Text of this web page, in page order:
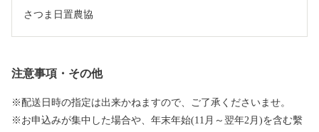
さつま日置農協
注意事項・その他
※配送日時の指定は出来かねますので、ご了承くださいませ。
※お申込みが集中した場合や、年末年始(11月～翌年2月)を含む繫